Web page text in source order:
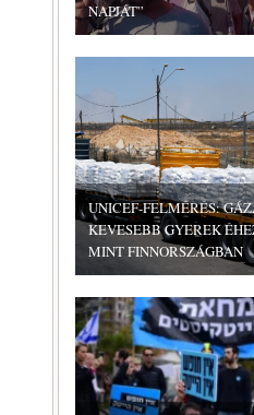
NAPJÁT”
UNICEF-FELMÉRÉS:
KEVESEBB GYEREK
MINT FINNORSZÁGBAN